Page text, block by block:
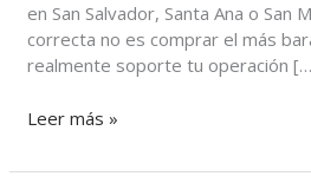
en San Salvador, Santa Ana o San
correcta no es comprar el más
realmente soporte tu operación
Leer más »